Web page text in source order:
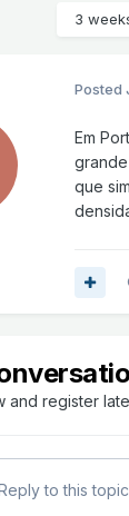
3
Posted
Em
que
and register
to this